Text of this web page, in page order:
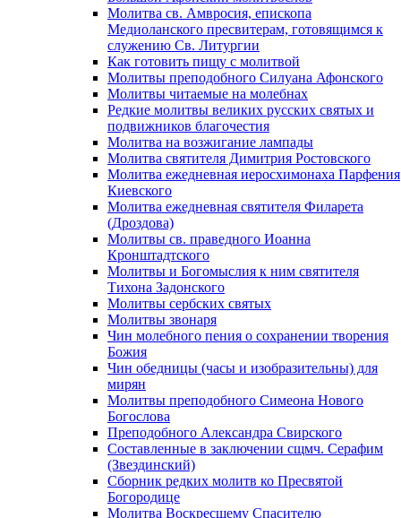
Молитва св. Амвросия, епископа
Медиоланского пресвитерам, готовящимся к
служению Св. Литургии
Как готовить пищу с молитвой
Молитвы преподобного Силуана Афонского
Молитвы читаемые на молебнах
Редкие молитвы великих русских святых и
подвижников благочестия
Молитва на возжигание лампады
Молитва святителя Димитрия Ростовского
Молитва ежедневная иеросхимонаха Парфения
Киевского
Молитва ежедневная святителя Филарета
(Дроздова)
Молитвы св. праведного Иоанна
Кронштадтского
Молитвы и Богомыслия к ним святителя
Тихона Задонского
Молитвы сербских святых
Молитвы звонаря
Чин молебного пения о сохранении творения
Божия
Чин обедницы (часы и изобразительны) для
мирян
Молитвы преподобного Симеона Нового
Богослова
Преподобного Александра Свирского
Составленные в заключении сщмч. Серафим
(Звездинский)
Сборник редких молитв ко Пресвятой
Богородице
Молитва Воскресшему Спасителю